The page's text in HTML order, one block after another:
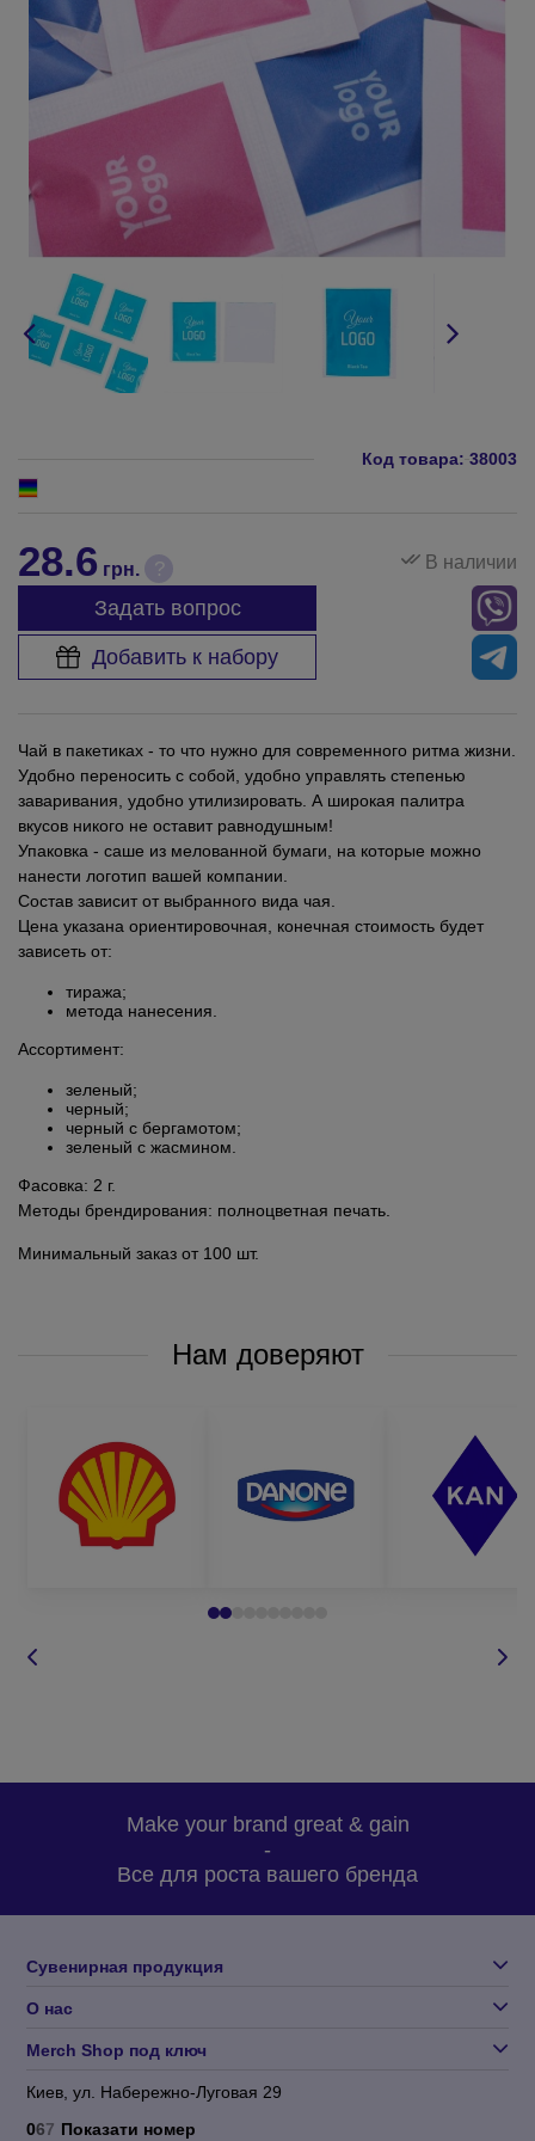
Код товара: 38003
28.6 грн. ? В наличии
Задать вопрос
Добавить к набору
Чай в пакетиках - то что нужно для современного ритма жизни.
Удобно переносить с собой, удобно управлять степенью
заваривания, удобно утилизировать. А широкая палитра
вкусов никого не оставит равнодушным!
Упаковка - саше из мелованной бумаги, на которые можно
нанести логотип вашей компании.
Состав зависит от выбранного вида чая.
Цена указана ориентировочная, конечная стоимость будет
зависеть от:
тиража;
метода нанесения.
Ассортимент:
зеленый;
черный;
черный с бергамотом;
зеленый с жасмином.
Фасовка: 2 г.
Методы брендирования: полноцветная печать.
Минимальный заказ от 100 шт.
Нам доверяют
Make your brand great & gain
-
Все для роста вашего бренда
Сувенирная продукция
О нас
Merch Shop под ключ
Киев, ул. Набережно-Луговая 29
067 Показати номер